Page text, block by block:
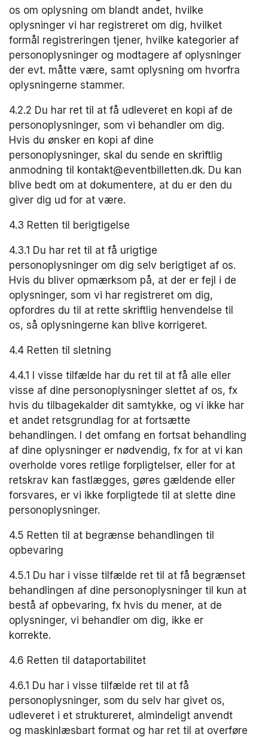
os om oplysning om blandt andet, hvilke
oplysninger vi har registreret om dig, hvilket
formål registreringen tjener, hvilke kategorier af
personoplysninger og modtagere af oplysninger
der evt. måtte være, samt oplysning om hvorfra
oplysningerne stammer.
4.2.2 Du har ret til at få udleveret en kopi af de
personoplysninger, som vi behandler om dig.
Hvis du ønsker en kopi af dine
personoplysninger, skal du sende en skriftlig
anmodning til kontakt@eventbilletten.dk. Du kan
blive bedt om at dokumentere, at du er den du
giver dig ud for​ at være.
4.3 Retten til berigtigelse
4.3.1 Du har ret til at få urigtige
personoplysninger om dig selv berigtiget af os.
Hvis du bliver opmærksom på, at der er fejl i de
oplysninger, som vi har registreret om dig,
opfordres du til at rette skriftlig henvendelse til
os, så oplysningerne kan blive korrigeret.
4.4 Retten til sletning
4.4.1 I visse tilfælde har du ret til at få alle eller
visse af dine personoplysninger slettet af os, fx
hvis du tilbagekalder dit samtykke, ​​og vi ikke har
et andet retsgrundlag for at fortsætte
behandlingen. I det omfang en fortsat behandling
af dine oplysninger er nødvendig, fx for at vi kan
overholde vores retlige forpligtelser, eller for at
retskrav kan fastlægges, gøres gældende eller
forsvares, er vi ikke forpligtede til at slette dine
personoplysninger.
4.5 Retten til at begrænse behandlingen til
opbevaring
4.5.1 Du har i visse tilfælde ret til at få begrænset
behandlingen af dine personoplysninger til kun at
bestå af opbevaring, fx hvis du mener, at de
oplysninger, vi behandler om dig, ikke er
korrekte.
4.6 Retten til dataportabilitet
4.6.1 Du har i visse tilfælde ret til at få
personoplysninger, som du selv har givet os,
udleveret i et struktureret, almindeligt anvendt
og maskinlæsbart format og har ret til at overføre